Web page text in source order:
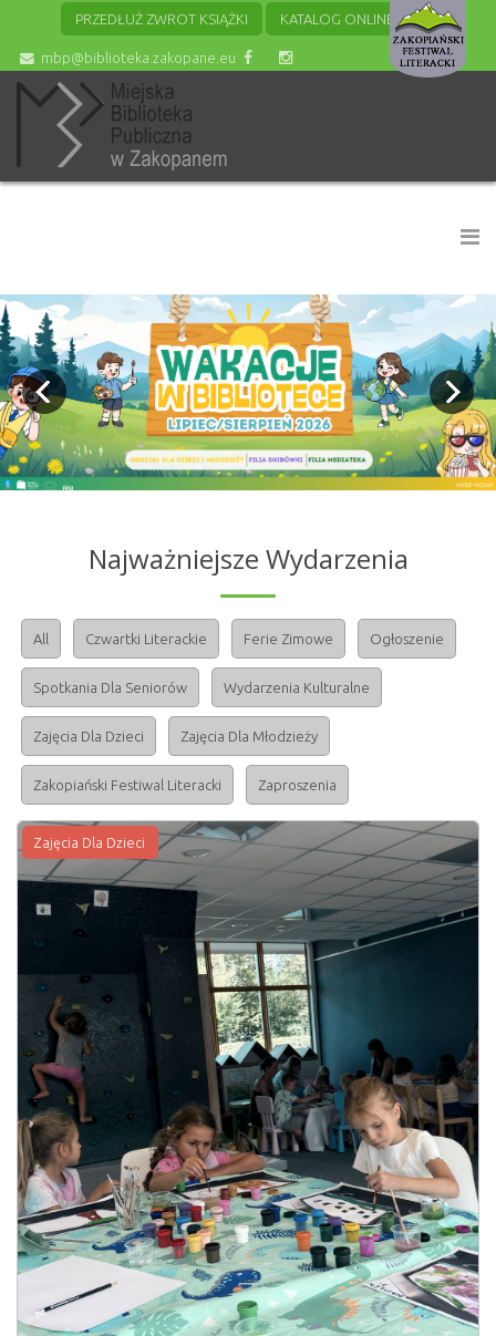
PRZEDŁUŻ ZWROT KSIĄŻKI KATALOG ONLINE
mbp@biblioteka.zakopane.eu
Najważniejsze Wydarzenia
All Czwartki Literackie Ferie Zimowe Ogłoszenie
Spotkania Dla Seniorów Wydarzenia Kulturalne
Zajęcia Dla Dzieci Zajęcia Dla Młodzieży
Zakopiański Festiwal Literacki Zaproszenia
Zajęcia Dla Dzieci